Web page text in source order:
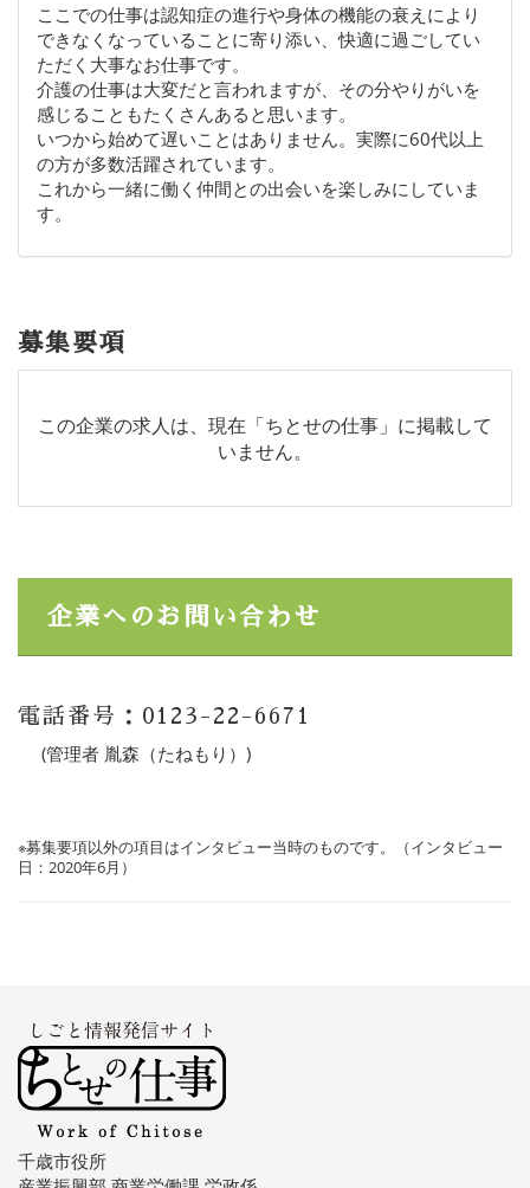
ここでの仕事は認知症の進行や身体の機能の衰えにより
できなくなっていることに寄り添い、快適に過ごしてい
ただく大事なお仕事です。
介護の仕事は大変だと言われますが、その分やりがいを
感じることもたくさんあると思います。
いつから始めて遅いことはありません。実際に60代以上
の方が多数活躍されています。
これから一緒に働く仲間との出会いを楽しみにしていま
す。
募集要項
この企業の求人は、現在「ちとせの仕事」に掲載して
いません。
企業へのお問い合わせ
電話番号：0123-22-6671
(管理者 胤森（たねもり）)
※募集要項以外の項目はインタビュー当時のものです。（インタビュー
日：2020年6月）
千歳市役所